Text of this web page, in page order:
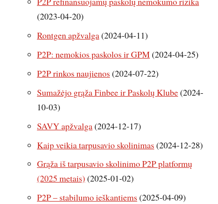
(2023-04-20)
Rontgen apžvalga(2024-04-11)
P2P: nemokios paskolos ir GPM(2024-04-25)
P2P rinkos naujienos (2024-07-22)
Sumažėjo grąža Finbee ir Paskolų Klube(2024-
10-03)
SAVY apžvalga(2024-12-17)
Kaip veikia tarpusavio skolinimas (2024-12-28)
Grąža iš tarpusavio skolinimo P2P platformų
(2025 metais) (2025-01-02)
P2P – stabilumo ieškantiems (2025-04-09)